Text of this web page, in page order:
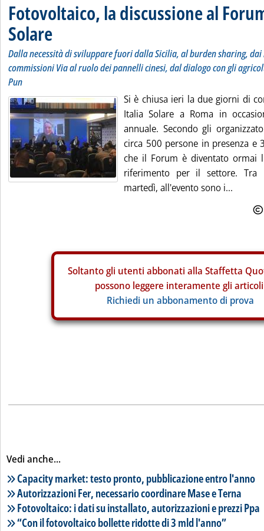
Fotovoltaico, la discussione al
Solare
Dalla necessità di sviluppare fuori dalla Sicilia, al burden sharing,
commissioni Via al ruolo dei pannelli cinesi, dal dialogo con gli
Pun
Si è chiusa ieri la due giorni di
Italia Solare a Roma in
annuale. Secondo gli
circa 500 persone in presenza e
che il Forum è diventato ormai
riferimento per il settore. Tra
martedì, all'evento sono i...
Soltanto gli utenti abbonati alla Staffetta
possono leggere interamente gli
Richiedi un abbonamento di prova
Vedi anche...
Lista notizie correlate
Capacity market: testo pronto, pubblicazione entro l'anno
Autorizzazioni Fer, necessario coordinare Mase e Terna
Fotovoltaico: i dati su installato, autorizzazioni e prezzi Ppa
“Con il fotovoltaico bollette ridotte di 3 mld l'anno”